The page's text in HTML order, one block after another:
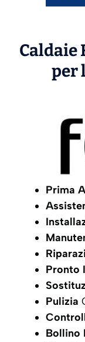
Caldaie
per
Prima
Pronto
Pulizia
Bollino